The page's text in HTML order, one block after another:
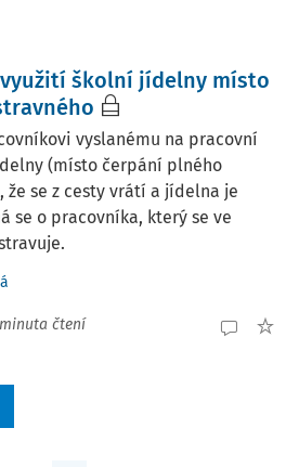
školní jídelny místo
vyslanému na pracovní
(místo čerpání plného
se z cesty vrátí a jídelna je
se o pracovníka, který se ve
čtení